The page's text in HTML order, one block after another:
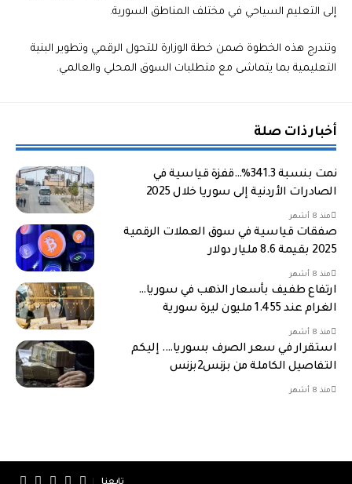
إلى التعليم السياحي في مختلف المناطق السورية.
وتندرج هذه الخطوة ضمن خطة الوزارة للتحول الرقمي وتطوير البنية
التعليمية بما يتماشى مع متطلبات السوق المحلي والعالمي.
أخبار ذات صلة
نمت بنسبة 341.3%…قفزة قياسية في
الصادرات الأردنية إلى سوريا خلال 2025
منذ 8 أشهر
صفقات قياسية في سوق العملات الرقمية
2025 بقيمة 8.6 مليار دولار
منذ 8 أشهر
ارتفاع طفيف بأسعار الذهب في سوريا…
الغرام عند 1.455 مليون ليرة سورية
منذ 8 أشهر
استقرار في سعر الصرف بسوريا…. إليكم
التفاصيل الكاملة من بزنس2بزنس
منذ 8 أشهر